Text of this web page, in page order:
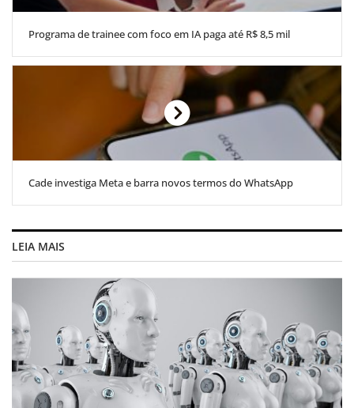
Programa de trainee com foco em IA paga até R$ 8,5 mil
Cade investiga Meta e barra novos termos do WhatsApp
LEIA MAIS